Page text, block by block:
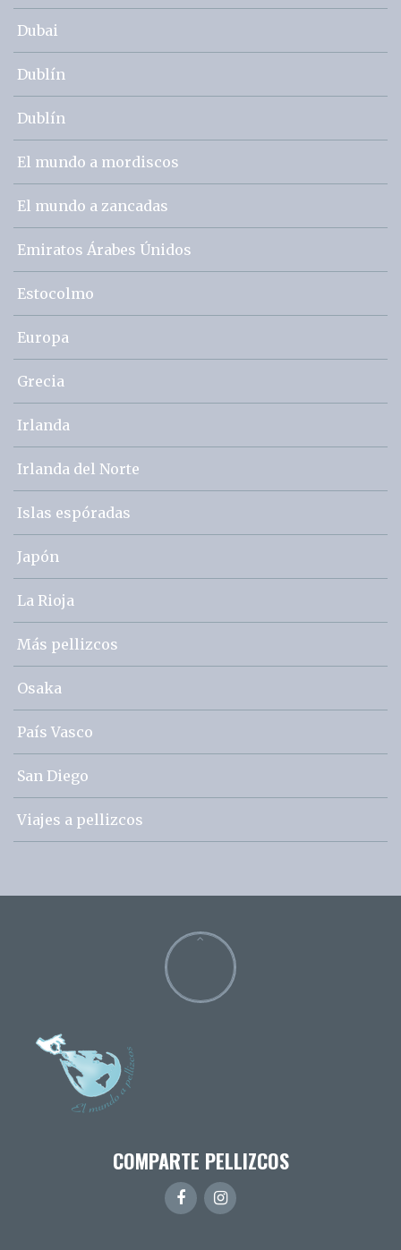
Dubai
Dublín
Dublín
El mundo a mordiscos
El mundo a zancadas
Emiratos Árabes Únidos
Estocolmo
Europa
Grecia
Irlanda
Irlanda del Norte
Islas espóradas
Japón
La Rioja
Más pellizcos
Osaka
País Vasco
San Diego
Viajes a pellizcos
COMPARTE PELLIZCOS